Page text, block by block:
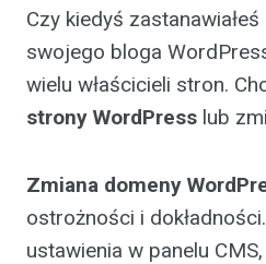
Czy kiedyś
swojego bloga
wielu właścicieli stron.
strony WordPress lub
Zmiana domeny
ostrożności i
ustawienia w panelu